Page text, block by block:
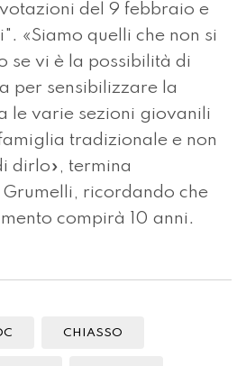
del 9 febbraio e
«Siamo quelli che non si
se vi è la possibilità di
per sensibilizzare la
le varie sezioni giovanili
tradizionale e non
dirlo», termina
ricordando che
compirà 10 anni.
CHIASSO